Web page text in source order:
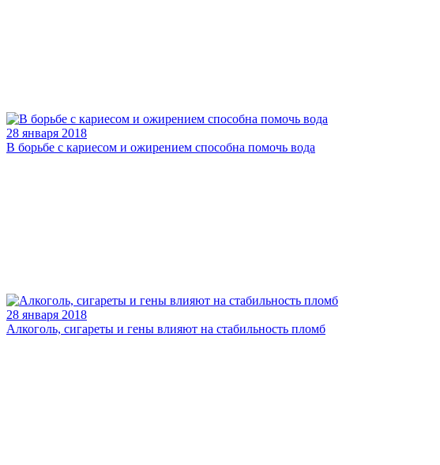
28 января 2018
В борьбе с кариесом и ожирением способна помочь вода
28 января 2018
Алкоголь, сигареты и гены влияют на стабильность пломб